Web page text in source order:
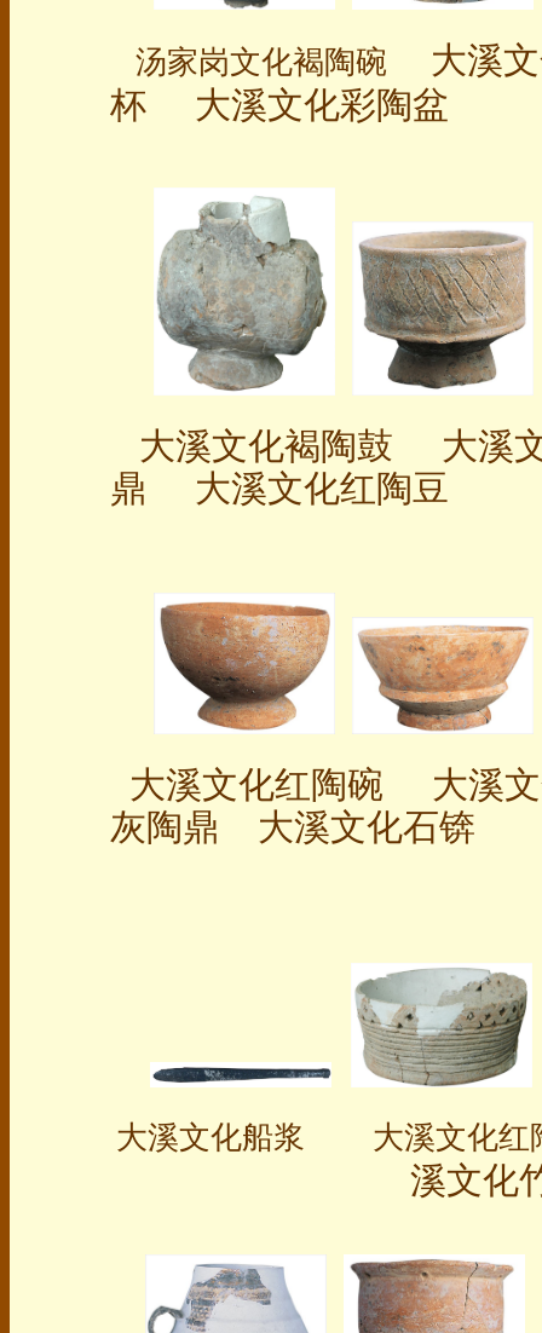
汤家岗文化褐陶碗
大溪
杯 大溪文化彩陶盆
大溪文化褐陶鼓 大溪
鼎 大溪文化红陶豆
大溪文化红陶碗 大溪
灰陶鼎 大溪文化石
大溪文化船浆 大溪文化
溪文化